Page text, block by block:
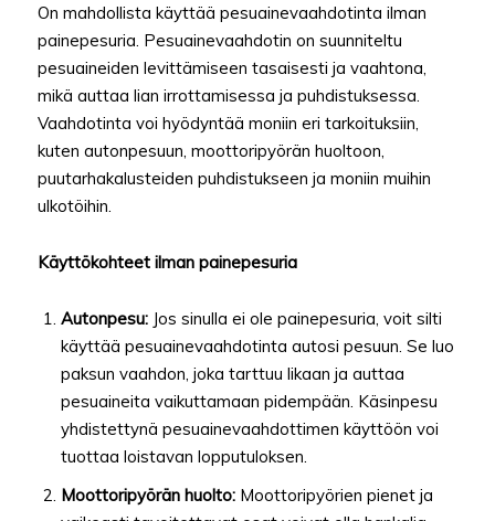
On mahdollista käyttää pesuainevaahdotinta ilman
painepesuria. Pesuainevaahdotin on suunniteltu
pesuaineiden levittämiseen tasaisesti ja vaahtona,
mikä auttaa lian irrottamisessa ja puhdistuksessa.
Vaahdotinta voi hyödyntää moniin eri tarkoituksiin,
kuten autonpesuun, moottoripyörän huoltoon,
puutarhakalusteiden puhdistukseen ja moniin muihin
ulkotöihin.
Käyttökohteet ilman painepesuria
Autonpesu: Jos sinulla ei ole painepesuria, voit silti
käyttää pesuainevaahdotinta autosi pesuun. Se luo
paksun vaahdon, joka tarttuu likaan ja auttaa
pesuaineita vaikuttamaan pidempään. Käsinpesu
yhdistettynä pesuainevaahdottimen käyttöön voi
tuottaa loistavan lopputuloksen.
Moottoripyörän huolto: Moottoripyörien pienet ja